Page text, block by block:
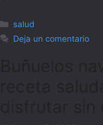
Categorías
salud
Deja un comentario